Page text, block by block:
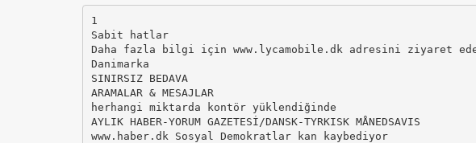
1
Sabit hatlar
Daha fazla bilgi için www.lycamobile.dk adresini ziyaret
Danimarka
SINIRSIZ BEDAVA
ARAMALAR & MESAJLAR
herhangi miktarda kontör yüklendiğinde
AYLIK HABER-YORUM GAZETESİ/DANSK-TYRKISK MÅNEDSAVIS
www.haber.dk Sosyal Demokratlar kan kaybediyor